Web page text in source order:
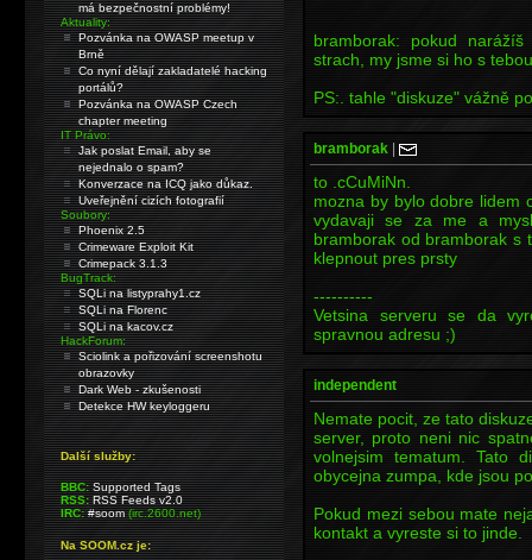
bramborak: pokud
strach, my jsme si ho s
PS:. tahle "diskuze" vážně
bramborak
to .cCuMiNn.
mozna by bylo dobre lidem
vydavaji se za me a
bramborak od bramborak s
klepnout pres prsty
----------
Vetsina serveru se da
spravnou adresu ;)
independent
Nemate pocit, ze tato
server, proto neni nic
volnejsim tematum. Tato
obycejna zumpa, kde jsou
Pokud mezi sebou mate
kontakt a vyreste si to jinde.
má bezpečnostní problémy!
Aktuality:
Pozvánka na OWASP meetup v
Brně
Co nyní dělají zakladatelé hacking
portálů?
Pozvánka na OWASP Czech
chapter meeting
IT Právo:
Jak poslat Email, aby se
nejednalo o spam?
Konverzace na ICQ jako důkaz.
Uveřejnění cizích fotografií
Soubory:
Phoenix 2.5
Crimeware Exploit Kit
Crimepack 3.1.3
BugTrack:
SQLi na listyprahy1.cz
SQLi na Florenc
SQLi na kacov.cz
HackForum:
Sciolink a pořizování screenshotu
obrazovky
Dark Web - zkušenosti
Detekce HW keyloggeru
Další služby:
BBC: Supported Tags
RSS: RSS Feeds v2.0
IRC: #soom(irc.2600.net)
Na SOOM.cz je: